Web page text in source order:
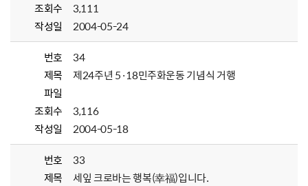
조회수
3,111
작성일
2004-05-24
번호
34
제목
제24주년 5·18민주화운동 기념식 거행
파일
조회수
3,116
작성일
2004-05-18
번호
33
제목
세잎 크로바는 행복(幸福)입니다.